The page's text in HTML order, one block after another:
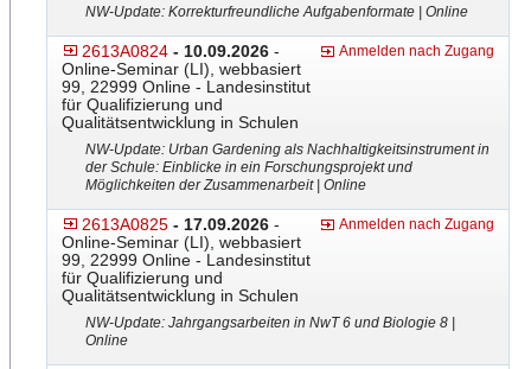
NW-Update: Korrekturfreundliche Aufgabenformate | Online
2613A0824 - 10.09.2026 -
Online-Seminar (LI), webbasiert
99, 22999 Online - Landesinstitut
für Qualifizierung und
Qualitätsentwicklung in Schulen
Anmelden nach Zugang
NW-Update: Urban Gardening als Nachhaltigkeitsinstrument in
der Schule: Einblicke in ein Forschungsprojekt und
Möglichkeiten der Zusammenarbeit | Online
2613A0825 - 17.09.2026 -
Online-Seminar (LI), webbasiert
99, 22999 Online - Landesinstitut
für Qualifizierung und
Qualitätsentwicklung in Schulen
Anmelden nach Zugang
NW-Update: Jahrgangsarbeiten in NwT 6 und Biologie 8 |
Online